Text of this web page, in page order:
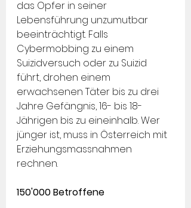
das Opfer in seiner
Lebensführung unzumutbar
beeinträchtigt. Falls
Cybermobbing zu einem
Suizidversuch oder zu Suizid
führt, drohen einem
erwachsenen Täter bis zu drei
Jahre Gefängnis, 16- bis 18-
Jährigen bis zu eineinhalb. Wer
jünger ist, muss in Österreich mit
Erziehungsmassnahmen
rechnen.
150'000 Betroffene